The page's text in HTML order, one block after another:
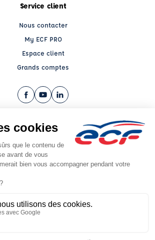
Service client
Nous contacter
My ECF PRO
Espace client
Grands comptes
Facebook (nouvelle fenêtre)
YouTube (nouvelle fenêtre)
LinkedIn (nouvelle fenêtre)
CGV
Mentions légales
Conduite Française. Tous droits réservés